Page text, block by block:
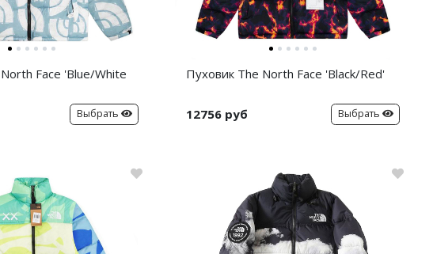
Face 'Blue/White
Выбрать
Пуховик The North Face 'Black/Red'
12756 руб Выбрать